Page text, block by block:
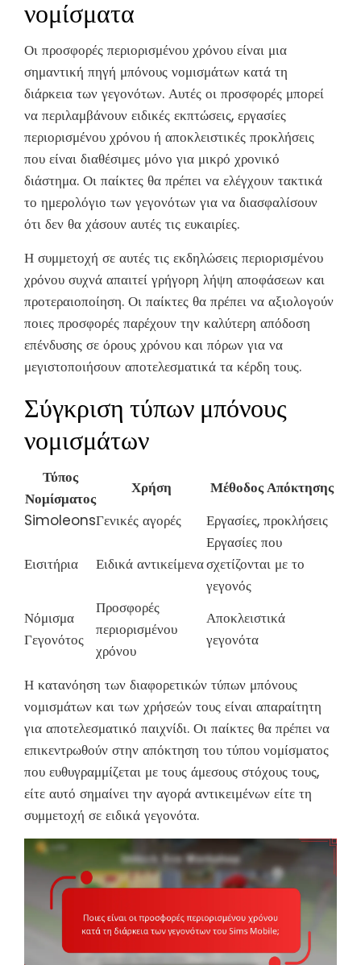
νομίσματα
Οι προσφορές περιορισμένου χρόνου είναι μια
σημαντική πηγή μπόνους νομισμάτων κατά τη
διάρκεια των γεγονότων. Αυτές οι προσφορές μπορεί
να περιλαμβάνουν ειδικές εκπτώσεις, εργασίες
περιορισμένου χρόνου ή αποκλειστικές προκλήσεις
που είναι διαθέσιμες μόνο για μικρό χρονικό
διάστημα. Οι παίκτες θα πρέπει να ελέγχουν τακτικά
το ημερολόγιο των γεγονότων για να διασφαλίσουν
ότι δεν θα χάσουν αυτές τις ευκαιρίες.
Η συμμετοχή σε αυτές τις εκδηλώσεις περιορισμένου
χρόνου συχνά απαιτεί γρήγορη λήψη αποφάσεων και
προτεραιοποίηση. Οι παίκτες θα πρέπει να αξιολογούν
ποιες προσφορές παρέχουν την καλύτερη απόδοση
επένδυσης σε όρους χρόνου και πόρων για να
μεγιστοποιήσουν αποτελεσματικά τα κέρδη τους.
Σύγκριση τύπων μπόνους
νομισμάτων
Τύπος
Νομίσματος
Χρήση
Μέθοδος Απόκτησης
SimoleonsΓενικές αγορές Εργασίες, προκλήσεις
Εισιτήρια Ειδικά αντικείμενα
Εργασίες που
σχετίζονται με το
γεγονός
Νόμισμα
Γεγονότος
Προσφορές
περιορισμένου
χρόνου
Αποκλειστικά
γεγονότα
Η κατανόηση των διαφορετικών τύπων μπόνους
νομισμάτων και των χρήσεών τους είναι απαραίτητη
για αποτελεσματικό παιχνίδι. Οι παίκτες θα πρέπει να
επικεντρωθούν στην απόκτηση του τύπου νομίσματος
που ευθυγραμμίζεται με τους άμεσους στόχους τους,
είτε αυτό σημαίνει την αγορά αντικειμένων είτε τη
συμμετοχή σε ειδικά γεγονότα.